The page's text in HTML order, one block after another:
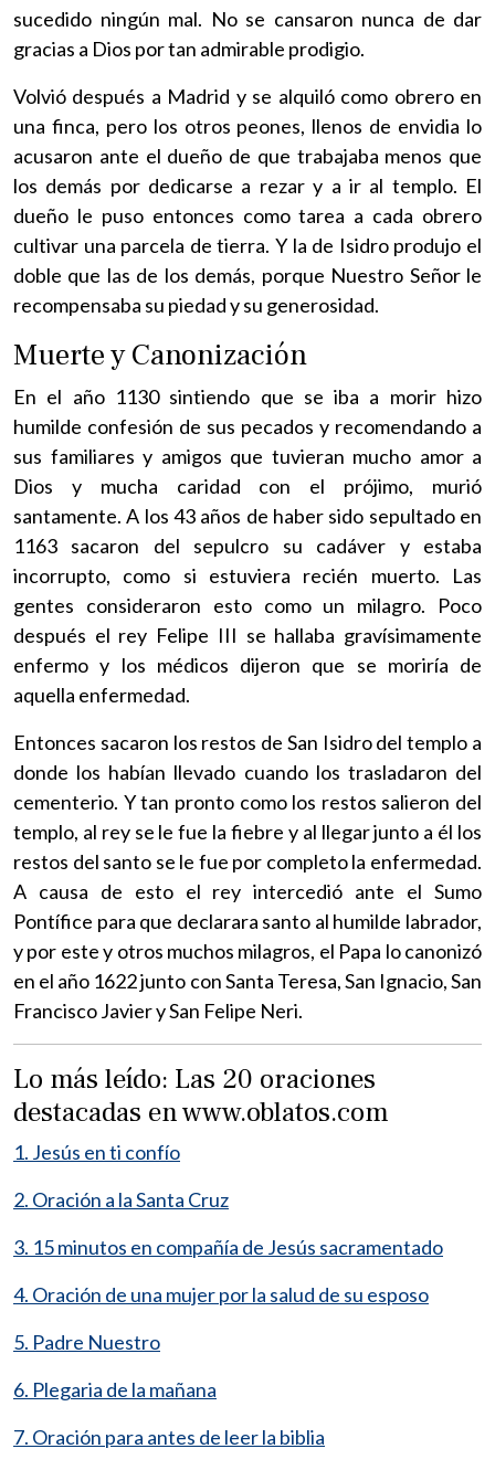
sucedido ningún mal. No se cansaron nunca de dar
gracias a Dios por tan admirable prodigio.
Volvió después a Madrid y se alquiló como obrero en
una finca, pero los otros peones, llenos de envidia lo
acusaron ante el dueño de que trabajaba menos que
los demás por dedicarse a rezar y a ir al templo. El
dueño le puso entonces como tarea a cada obrero
cultivar una parcela de tierra. Y la de Isidro produjo el
doble que las de los demás, porque Nuestro Señor le
recompensaba su piedad y su generosidad.
Muerte y Canonización
En el año 1130 sintiendo que se iba a morir hizo
humilde confesión de sus pecados y recomendando a
sus familiares y amigos que tuvieran mucho amor a
Dios y mucha caridad con el prójimo, murió
santamente. A los 43 años de haber sido sepultado en
1163 sacaron del sepulcro su cadáver y estaba
incorrupto, como si estuviera recién muerto. Las
gentes consideraron esto como un milagro. Poco
después el rey Felipe III se hallaba gravísimamente
enfermo y los médicos dijeron que se moriría de
aquella enfermedad.
Entonces sacaron los restos de San Isidro del templo a
donde los habían llevado cuando los trasladaron del
cementerio. Y tan pronto como los restos salieron del
templo, al rey se le fue la fiebre y al llegar junto a él los
restos del santo se le fue por completo la enfermedad.
A causa de esto el rey intercedió ante el Sumo
Pontífice para que declarara santo al humilde labrador,
y por este y otros muchos milagros, el Papa lo canonizó
en el año 1622 junto con Santa Teresa, San Ignacio, San
Francisco Javier y San Felipe Neri.
Lo más leído: Las 20 oraciones
destacadas en www.oblatos.com
1. Jesús en ti confío
2. Oración a la Santa Cruz
3. 15 minutos en compañía de Jesús sacramentado
4. Oración de una mujer por la salud de su esposo
5. Padre Nuestro
6. Plegaria de la mañana
7. Oración para antes de leer la biblia